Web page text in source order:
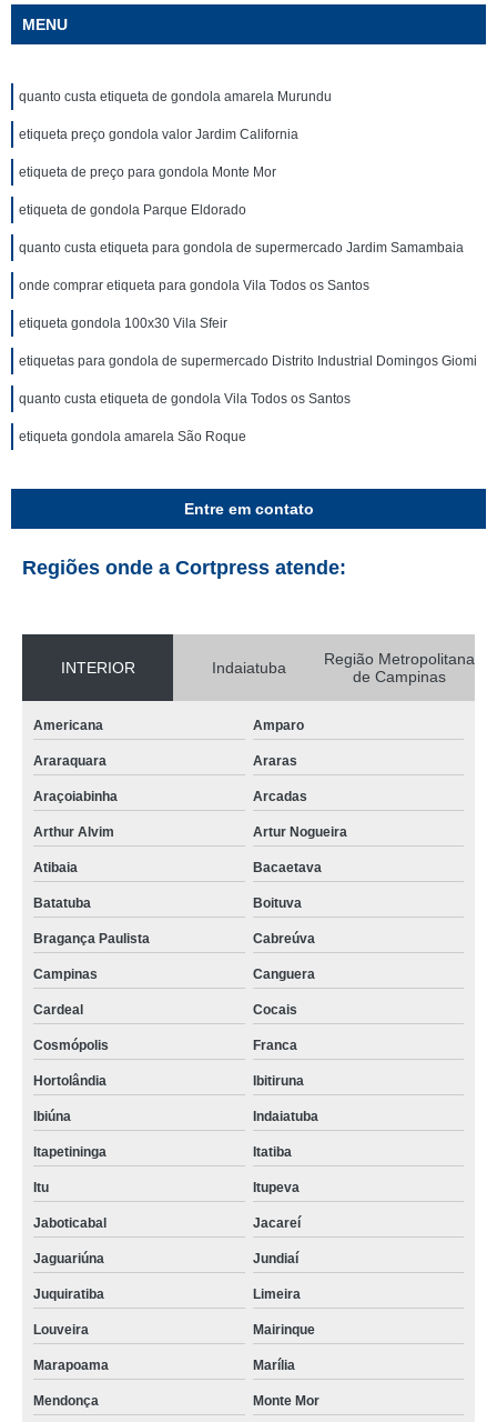
MENU
quanto custa etiqueta de gondola amarela Murundu
etiqueta preço gondola valor Jardim California
etiqueta de preço para gondola Monte Mor
etiqueta de gondola Parque Eldorado
quanto custa etiqueta para gondola de supermercado Jardim Samambaia
onde comprar etiqueta para gondola Vila Todos os Santos
etiqueta gondola 100x30 Vila Sfeir
etiquetas para gondola de supermercado Distrito Industrial Domingos Giomi
quanto custa etiqueta de gondola Vila Todos os Santos
etiqueta gondola amarela São Roque
Entre em contato
Regiões onde a Cortpress atende:
INTERIOR Indaiatuba
Região Metropolitana
de Campinas
Americana Amparo
Araraquara Araras
Araçoiabinha Arcadas
Arthur Alvim Artur Nogueira
Atibaia Bacaetava
Batatuba Boituva
Bragança Paulista Cabreúva
Campinas Canguera
Cardeal Cocais
Cosmópolis Franca
Hortolândia Ibitiruna
Ibiúna Indaiatuba
Itapetininga Itatiba
Itu Itupeva
Jaboticabal Jacareí
Jaguariúna Jundiaí
Juquiratiba Limeira
Louveira Mairinque
Marapoama Marília
Mendonça Monte Mor